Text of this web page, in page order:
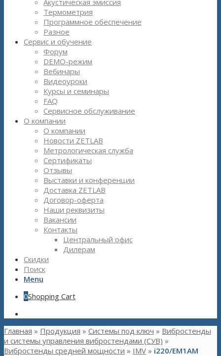
Акустическая эмиссия
Термометрия
Программное обеспечение
Разное
Сервис и обучение
Форум
DEMO-режим
Вебинары
Видеоуроки
Курсы и семинары
FAQ
Сервисное обслуживание
О компании
О компании
Новости ZETLAB
Метрологическая служба
Сертификаты
Отзывы
Выставки и конференции
Доставка ZETLAB
Договор-оферта
Наши реквизиты
Вакансии
Контакты
Центральный офис
Дилерам
Скидки
Поиск
Menu
0Shopping Cart
Главная » Продукция » Системы под ключ » Вибростенды
и системы управления вибростендами (СУВ) »
Вибростенды средней мощности » IMV » i220/EM1AM